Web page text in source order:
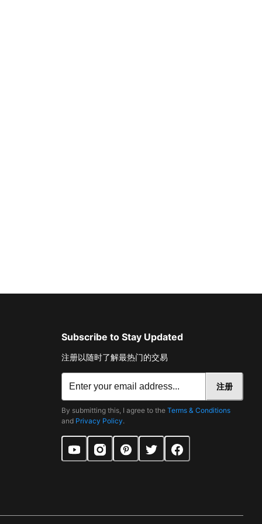
Subscribe to Stay Updated
注册以随时了解最热门的交易
注册
By submitting this, I agree to the Terms & Conditions
and Privacy Policy.